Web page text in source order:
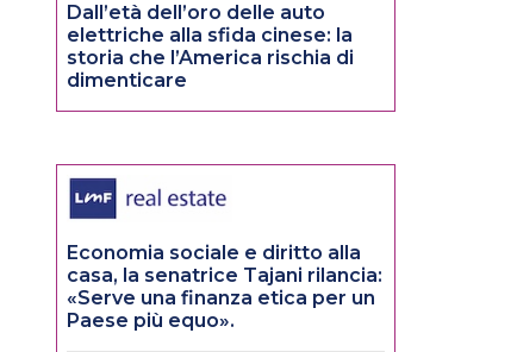
Dall’età dell’oro delle auto
elettriche alla sfida cinese: la
storia che l’America rischia di
dimenticare
Economia sociale e diritto alla
casa, la senatrice Tajani rilancia:
«Serve una finanza etica per un
Paese più equo».